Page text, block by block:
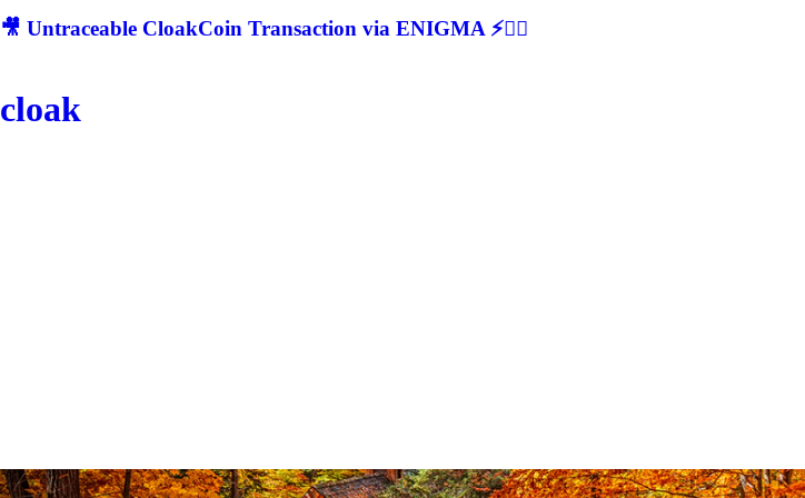
🎥 Untraceable CloakCoin Transaction via ENIGMA ⚡🕵‍♂
cloak